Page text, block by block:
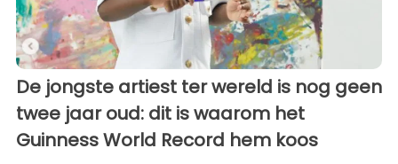
De jongste artiest ter wereld is nog geen
twee jaar oud: dit is waarom het
Guinness World Record hem koos